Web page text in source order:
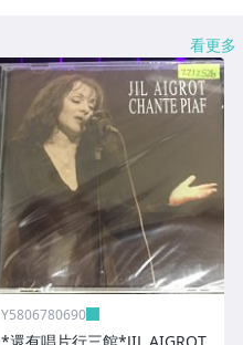
看更多
Y5806780690